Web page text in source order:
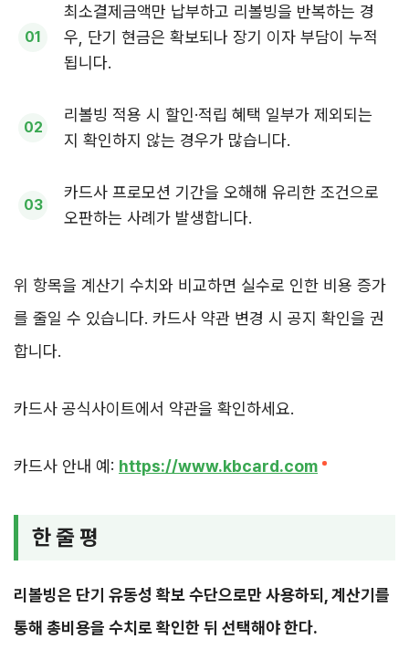
최소결제금액만 납부하고 리볼빙을 반복하는 경
우, 단기 현금은 확보되나 장기 이자 부담이 누적
됩니다.
리볼빙 적용 시 할인·적립 혜택 일부가 제외되는
지 확인하지 않는 경우가 많습니다.
카드사 프로모션 기간을 오해해 유리한 조건으로
오판하는 사례가 발생합니다.
위 항목을 계산기 수치와 비교하면 실수로 인한 비용 증가
를 줄일 수 있습니다. 카드사 약관 변경 시 공지 확인을 권
합니다.
카드사 공식사이트에서 약관을 확인하세요.
카드사 안내 예: https://www.kbcard.com
한 줄 평
리볼빙은 단기 유동성 확보 수단으로만 사용하되, 계산기를
통해 총비용을 수치로 확인한 뒤 선택해야 한다.